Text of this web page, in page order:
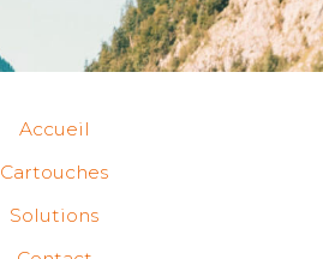
Accueil
Cartouches
Solutions